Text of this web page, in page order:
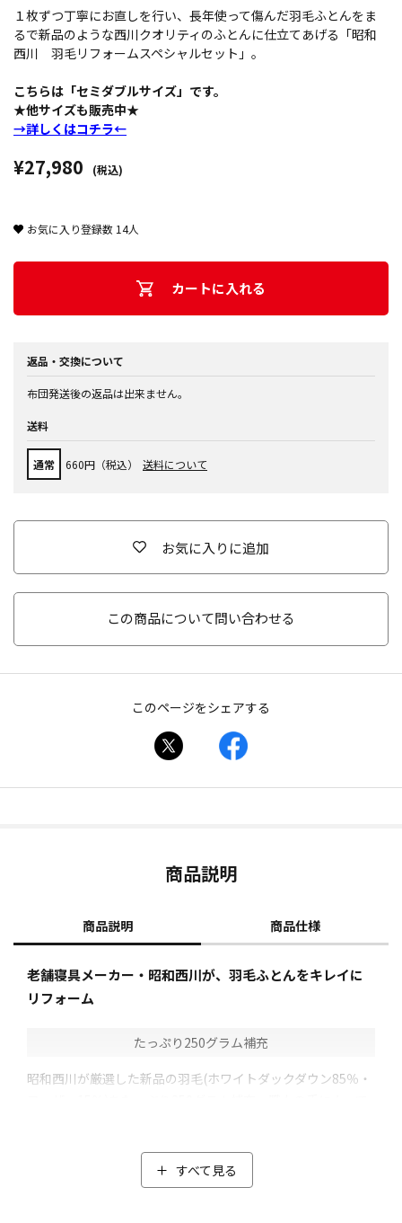
１枚ずつ丁寧にお直しを行い、長年使って傷んだ羽毛ふとんをま
るで新品のような西川クオリティのふとんに仕立てあげる「昭和
西川 羽毛リフォームスペシャルセット」。
こちらは「セミダブルサイズ」です。
★他サイズも販売中★
→詳しくはコチラ←
¥27,980 (税込)
お気に入り登録数 14人
カートに入れる
返品・交換について
布団発送後の返品は出来ません。
送料
通常 660円（税込） 送料について
お気に入りに追加
この商品について問い合わせる
このページをシェアする
商品説明
商品説明 商品仕様
老舗寝具メーカー・昭和西川が、羽毛ふとんをキレイに
リフォーム
たっぷり250グラム補充
昭和西川が厳選した新品の羽毛(ホワイトダックダウン85％・
除菌・ダニ除去も行います。
さらに、除塵も行い綺麗な羽毛に仕上げます。
すべて見る